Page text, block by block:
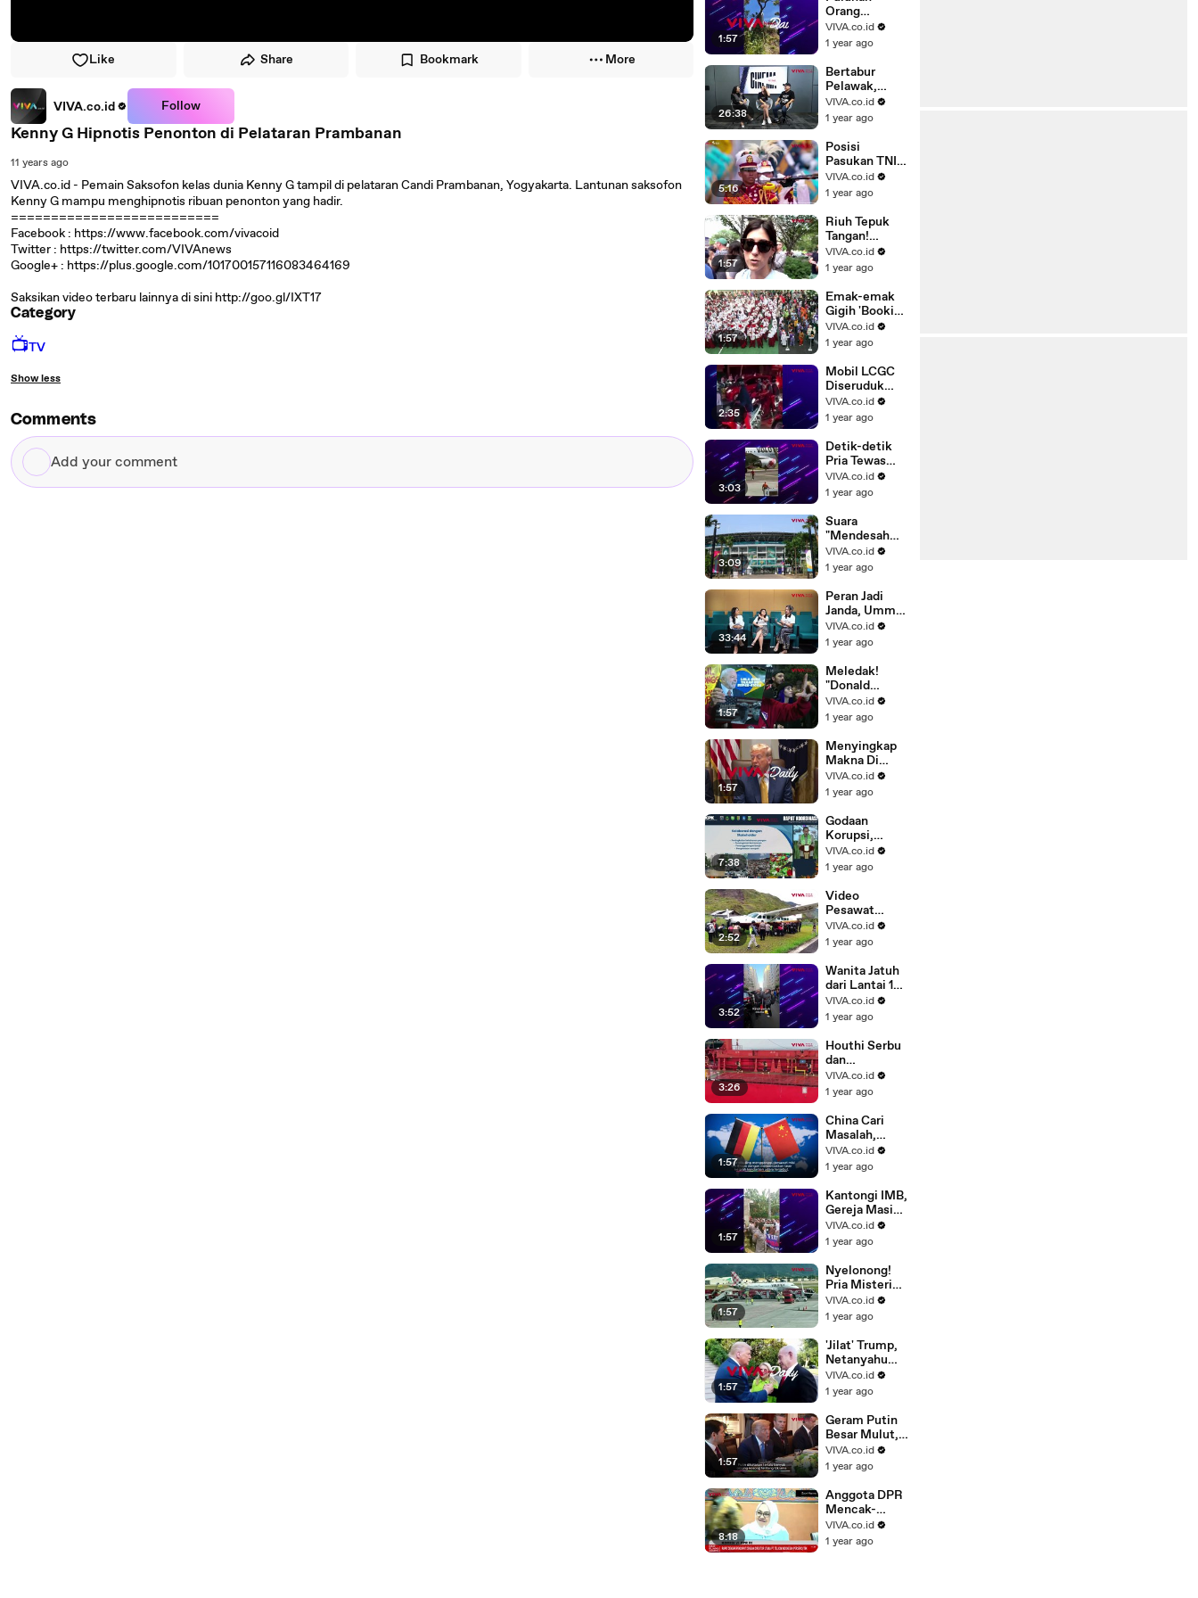
Like Share Bookmark More
VIVA.co.id Follow
Kenny G Hipnotis Penonton di Pelataran Prambanan
11 years ago
VIVA.co.id - Pemain Saksofon kelas dunia Kenny G tampil di pelataran Candi Prambanan, Yogyakarta. Lantunan saksofon
Kenny G mampu menghipnotis ribuan penonton yang hadir.
==========================
Facebook : https://www.facebook.com/vivacoid
Twitter : https://twitter.com/VIVAnews‎
Google+ : https://plus.google.com/101700157116083464169
Saksikan video terbaru lainnya di sini http://goo.gl/IXT17
Category
📺TV
Show less
Comments
Add
your
1:57
Orang
Berjubah
Putih Putari
Lawu
VIVA.co.id
1 year ago
26:38
Bertabur
Pelawak,
Rachel
Oldham
Renaga
Tahier?
VIVA.co.id
1 year ago
5:16
Posisi
Pasukan TNI
Dalam
Pembuka
2025
VIVA.co.id
1 year ago
1:57
Riuh Tepuk
Tangan!
Gedung
Kemlu AS
Mata Buntut..
VIVA.co.id
1 year ago
1:57
Emak-emak
Gigih 'Booking
Kursi' Paling
Depan Bagi
VIVA.co.id
1 year ago
2:35
Mobil LCGC
Diseruduk
Damkar
Gegara
VIVA.co.id
1 year ago
3:03
Detik-detik
Pria Tewas
Tersedot ke
Mesin
Bandara
VIVA.co.id
1 year ago
3:09
Suara
"Mendesah
Wanita" Tiba-
Tiba
Stadion GBK
VIVA.co.id
1 year ago
33:44
Peran Jadi
Janda, Ummi
Quary Curhat
Tegar Usai
VIVA.co.id
1 year ago
1:57
Meledak!
"Donald
Trump"
Dibakar
Pedemo
VIVA.co.id
1 year ago
1:57
Menyingkap
Makna Di
Balik Foto
Trump Pakai
Superman
VIVA.co.id
1 year ago
7:38
Godaan
Korupsi,
Pramono
Anung selalu
Wajah Cucu
VIVA.co.id
1 year ago
2:52
Video
Pesawat
Pecah Ban
Saat
Bandara Mulia
Papua
VIVA.co.id
1 year ago
3:52
Wanita Jatuh
dari Lantai 19
Gegara Pria
Misterius
VIVA.co.id
1 year ago
3:26
Houthi Serbu
dan
Tenggelamka
n Kapal di
VIVA.co.id
1 year ago
1:57
China Cari
Masalah,
Jerman
Meradang
Laser
VIVA.co.id
1 year ago
1:57
Kantongi IMB,
Gereja Masih
Ditolak Warga
Muslim di
VIVA.co.id
1 year ago
1:57
Nyelonong!
Pria Misterius
Tewas
Tersedot
Pesawat
VIVA.co.id
1 year ago
1:57
'Jilat' Trump,
Netanyahu
Beraksi
Konyol di
VIVA.co.id
1 year ago
1:57
Geram Putin
Besar Mulut,
Trump Bantu
Ukraina
Hidup
VIVA.co.id
1 year ago
8:18
Anggota DPR
Mencak-
mencak
Telkomsel
VIVA.co.id
1 year ago